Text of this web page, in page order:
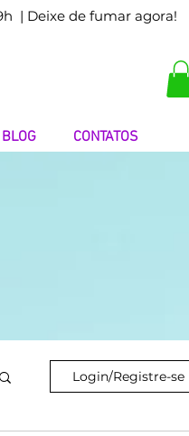
| Deixe de fumar agora!
BLOG CONTATOS
Login/Registre-se